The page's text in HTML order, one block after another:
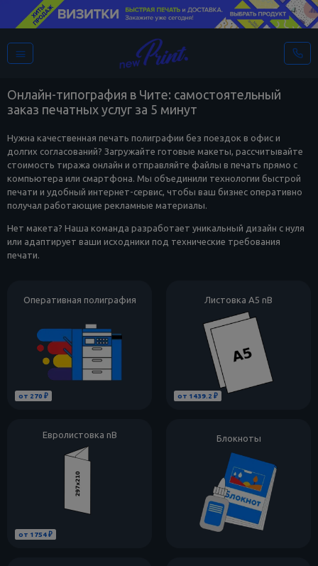
Онлайн-типография в Чите: самостоятельный
заказ печатных услуг за 5 минут
Нужна качественная печать полиграфии без поездок в офис и
долгих согласований? Загружайте готовые макеты, рассчитывайте
стоимость тиража онлайн и отправляйте файлы в печать прямо с
компьютера или смартфона. Мы объединили технологии быстрой
печати и удобный интернет-сервис, чтобы ваш бизнес оперативно
получал работающие рекламные материалы.
Нет макета? Наша команда разработает уникальный дизайн с нуля
или адаптирует ваши исходники под технические требования
печати.
от 270 ₽
Оперативная полиграфия
от 1439.2 ₽
Листовка А5 nB
от 1754 ₽
Евролистовка nB Блокноты